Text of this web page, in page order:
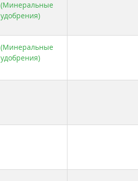
(Минеральные
удобрения)
(Минеральные
удобрения)